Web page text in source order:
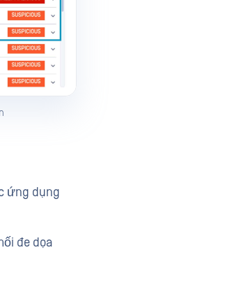
ứng dụng
đe dọa